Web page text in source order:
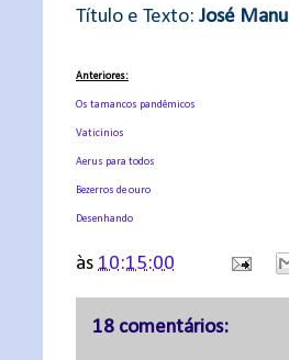
Título e Texto: José
Anteriores:
Os tamancos pandêmicos
Vaticínios
Aerus para todos
Bezerros de ouro
Desenhando
às 10:15:00
18 comentários: